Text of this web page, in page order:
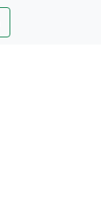
Rechercher